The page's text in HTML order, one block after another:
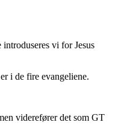
vi for Jesus
i de fire evangeliene.
viderefører det som GT